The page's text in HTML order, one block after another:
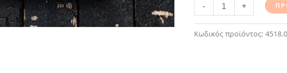
- +
Κωδικός προϊόντος: